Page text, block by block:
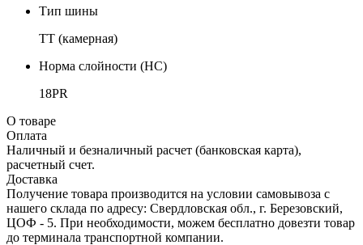
Тип шины
TT (камерная)
Норма слойности (НС)
18PR
О товаре
Оплата
Наличный и безналичный расчет (банковская карта),
расчетный счет.
Доставка
Получение товара производится на условии самовывоза с
нашего склада по адресу: Свердловская обл., г. Березовский,
ЦОФ - 5. При необходимости, можем бесплатно довезти товар
до терминала транспортной компании.